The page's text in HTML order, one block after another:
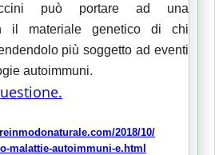
può portare ad una
il materiale genetico di chi
più soggetto ad eventi
autoimmuni.
2018/10/
malattie-autoimmuni-e.html